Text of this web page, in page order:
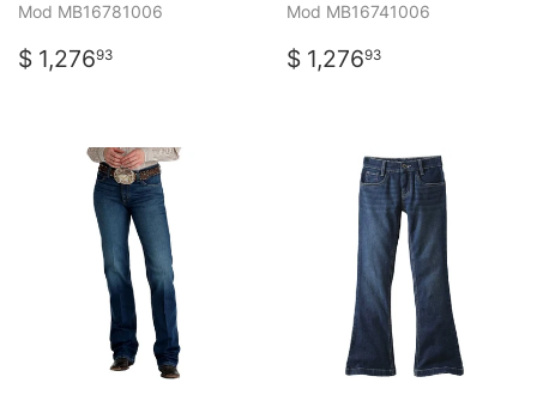
Mod MB16781006
PRECIO
HABITUAL
$ 1,27693
Mod MB16741006
PRECIO
HABITUAL
$ 1,27693